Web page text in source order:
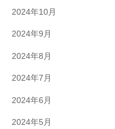
2024年10月
2024年9月
2024年8月
2024年7月
2024年6月
2024年5月